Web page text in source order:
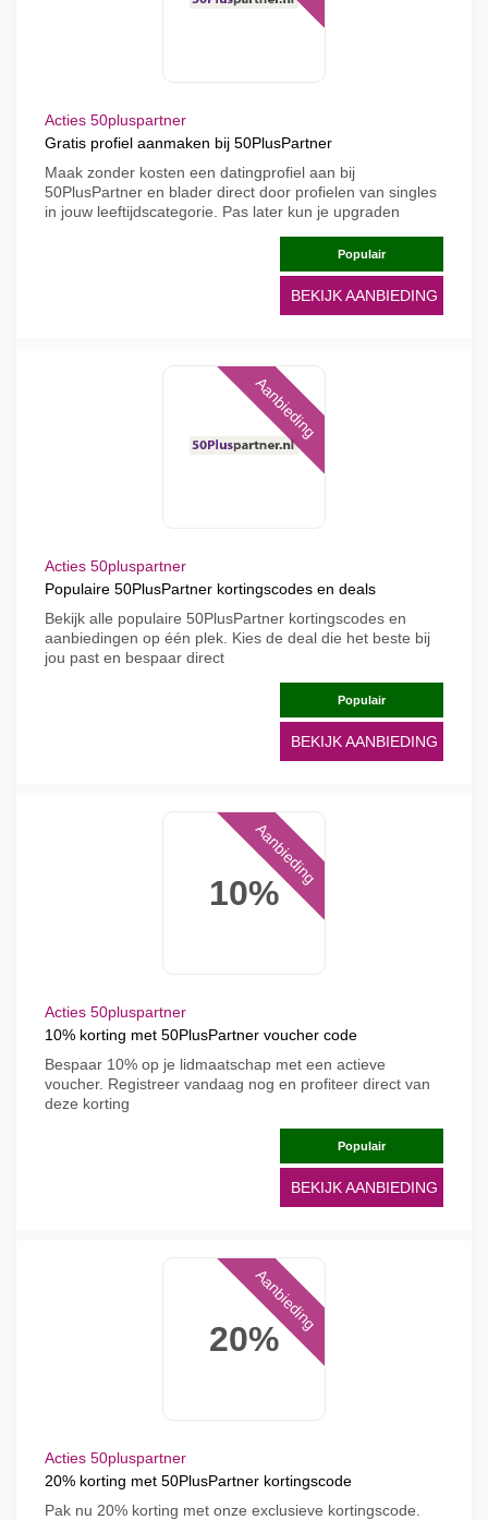
Acties 50pluspartner
Gratis profiel aanmaken bij 50PlusPartner
Maak zonder kosten een datingprofiel aan bij
50PlusPartner en blader direct door profielen van singles
in jouw leeftijdscategorie. Pas later kun je upgraden
Populair
BEKIJK AANBIEDING
Aanbieding
Acties 50pluspartner
Populaire 50PlusPartner kortingscodes en deals
Bekijk alle populaire 50PlusPartner kortingscodes en
aanbiedingen op één plek. Kies de deal die het beste bij
jou past en bespaar direct
Populair
BEKIJK AANBIEDING
10%
Aanbieding
Acties 50pluspartner
10% korting met 50PlusPartner voucher code
Bespaar 10% op je lidmaatschap met een actieve
voucher. Registreer vandaag nog en profiteer direct van
deze korting
Populair
BEKIJK AANBIEDING
20%
Aanbieding
Acties 50pluspartner
20% korting met 50PlusPartner kortingscode
Pak nu 20% korting met onze exclusieve kortingscode.